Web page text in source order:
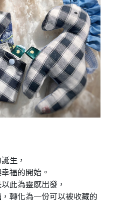
生，
福的開始。
此為靈感出發，
轉化為一份可以被收藏的